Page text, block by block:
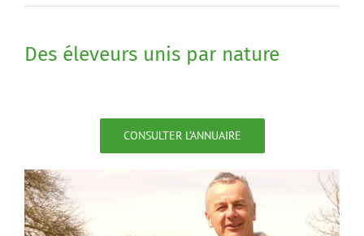
Des éleveurs unis par nature
CONSULTER L’ANNUAIRE